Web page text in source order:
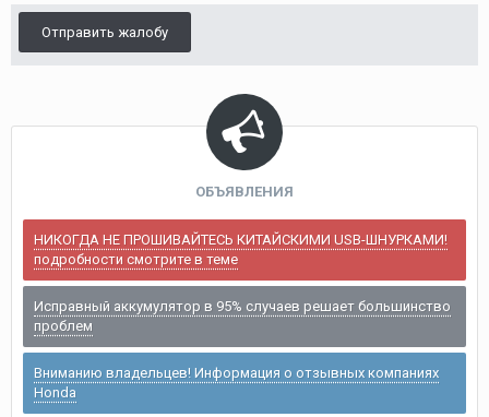
Отправить жалобу
ОБЪЯВЛЕНИЯ
НИКОГДА НЕ ПРОШИВАЙТЕСЬ КИТАЙСКИМИ USB-ШНУРКАМИ!
подробности смотрите в теме
Исправный аккумулятор в 95% случаев решает большинство
проблем
Вниманию владельцев! Информация о отзывных компаниях
Honda